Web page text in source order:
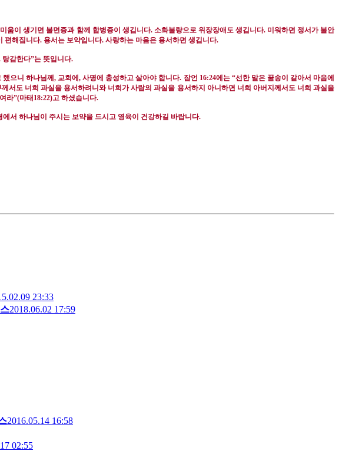
미움이 생기면 불면증과 함께 합병증이 생깁니다. 소화불량으로 위장장애도 생깁니다. 미워하면 정서가 불안
편해집니다. 용서는 보약입니다. 사랑하는 마음은 용서하면 생깁니다.
탕감한다”는 뜻입니다.
했으니 하나님께 , 교회에,사명에 충성하고 살아야 합니다. 잠언 16:24에는“선한 말은 꿀송이 같아서 마음에
서도 너희 과실을 용서하려니와 너희가 사람의 과실을 용서하지 아니하면 너희 아버지께서도 너희 과실을
라”(마태 18:22)고 하셨습니다.
에서 하나님이 주시는 보약을 드시고 영육이 건강하길 바랍니다.
23:33
2018.06.02 17:59
2016.05.14 16:58
02:55